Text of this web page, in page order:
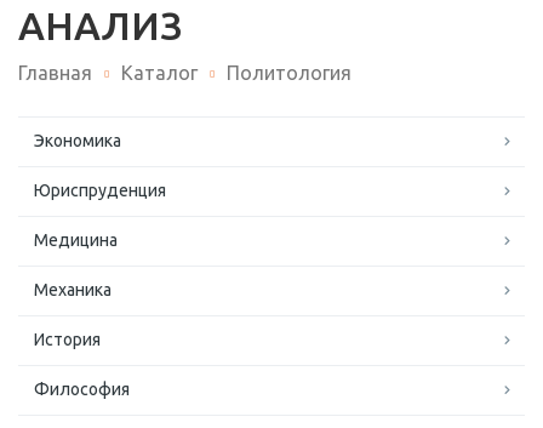
АНАЛИЗ
Главная Каталог Политология
Экономика
Юриспруденция
Медицина
Механика
История
Философия